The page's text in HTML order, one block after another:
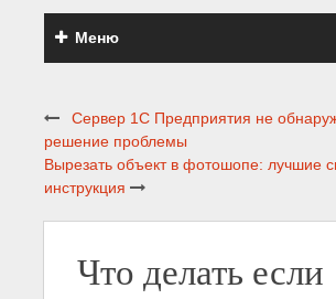
Меню
Сервер 1С Предприятия не
решение проблемы
Вырезать объект в фотошопе: лучшие
инструкция
Что делать если